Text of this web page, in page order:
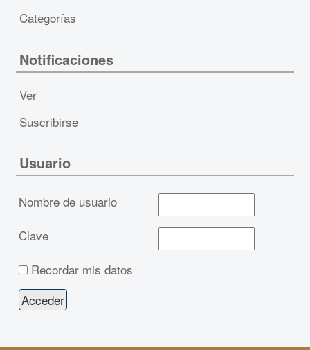
Categorías
Notificaciones
Ver
Suscribirse
Usuario
Nombre de usuario
Clave
Recordar mis datos